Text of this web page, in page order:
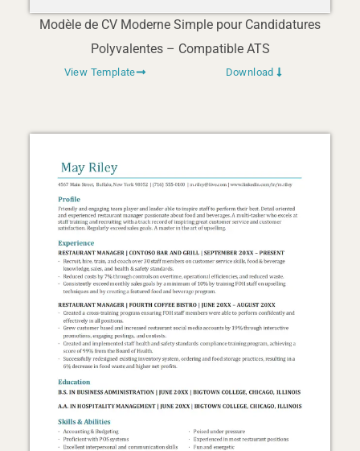
Modèle de CV Moderne Simple pour Candidatures
Polyvalentes – Compatible ATS
View Template Download